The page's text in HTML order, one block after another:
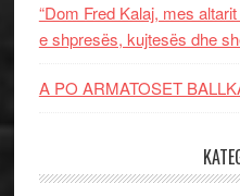
“Dom Fred Kalaj, mes
e shpresës, kujtesës dhe
A PO ARMATOSET